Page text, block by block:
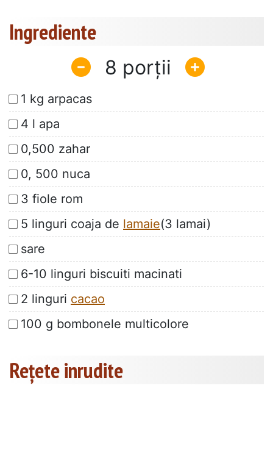
Ingrediente
8
1 kg arpacas
4 l apa
0,500 zahar
0, 500 nuca
3 fiole rom
5 linguri coaja de lamaie(3 lamai)
sare
6-10 linguri biscuiti macinati
2 linguri cacao
100 g bombonele multicolore
Rețete inrudite